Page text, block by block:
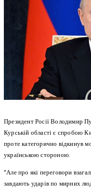
Президент Росії Володимир
Курській області є спробою
проте категорично відкинув
українською стороною.
“Але про які переговори
завдають ударів по мирних